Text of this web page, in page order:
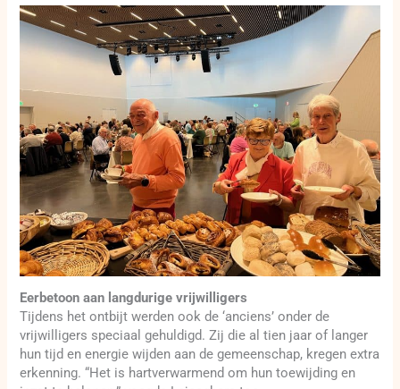
Eerbetoon aan langdurige vrijwilligers
Tijdens het ontbijt werden ook de ‘anciens’ onder de
vrijwilligers speciaal gehuldigd. Zij die al tien jaar of langer
hun tijd en energie wijden aan de gemeenschap, kregen extra
erkenning. “Het is hartverwarmend om hun toewijding en